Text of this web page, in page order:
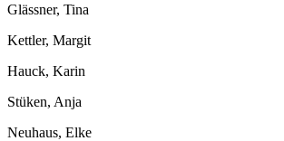
Glässner, Tina
Kettler, Margit
Hauck, Karin
Stüken, Anja
Neuhaus, Elke